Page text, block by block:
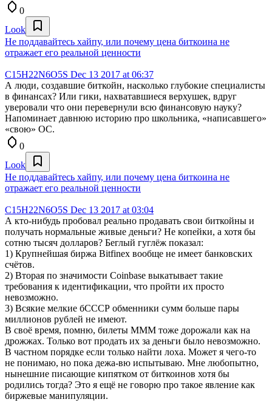
0
Look
Не поддавайтесь хайпу, или почему цена биткоина не
отражает его реальной ценности
C15H22N6O5S Dec 13 2017 at 06:37
А люди, создавшие биткойн, насколько глубокие специалисты
в финансах? Или гики, нахватавшиеся верхушек, вдруг
уверовали что они перевернули всю финансовую науку?
Напоминает давнюю историю про школьника, «написавшего»
«свою» ОС.
0
Look
Не поддавайтесь хайпу, или почему цена биткоина не
отражает его реальной ценности
C15H22N6O5S Dec 13 2017 at 03:04
А кто-нибудь пробовал реально продавать свои биткойны и
получать нормальные живые деньги? Не копейки, а хотя бы
сотню тысяч долларов? Беглый гуглёж показал:
1) Крупнейшая биржа Bitfinex вообще не имеет банковских
счётов.
2) Вторая по значимости Coinbase выкатывает такие
требования к идентификации, что пройти их просто
невозможно.
3) Всякие мелкие бСССР обменники сумм больше пары
миллионов рублей не имеют.
В своё время, помню, билеты МММ тоже дорожали как на
дрожжах. Только вот продать их за деньги было невозможно.
В частном порядке если только найти лоха. Может я чего-то
не понимаю, но пока дежа-вю испытываю. Мне любопытно,
нынешние писающие кипятком от биткоинов хотя бы
родились тогда? Это я ещё не говорю про такое явление как
биржевые манипуляции.